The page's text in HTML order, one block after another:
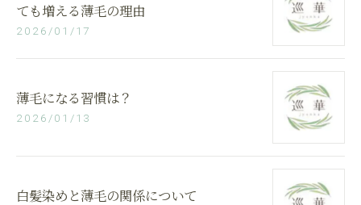
ても増える薄毛の理由
2026/01/17
薄毛になる習慣は？
2026/01/13
白髪染めと薄毛の関係について